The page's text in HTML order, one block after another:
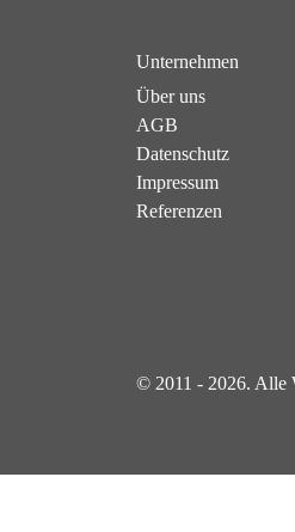
Unternehmen
Über uns
AGB
Datenschutz
Impressum
Referenzen
© 2011 - 2026. Alle